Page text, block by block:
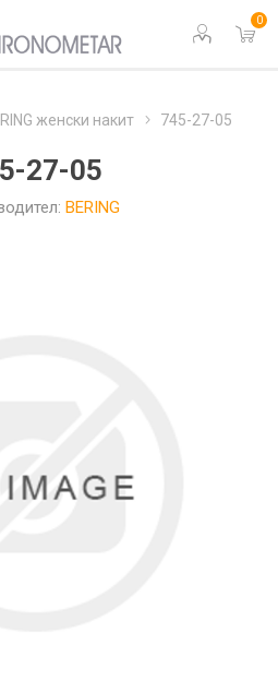
0
женски накит 745-27-05
27-05
BERING